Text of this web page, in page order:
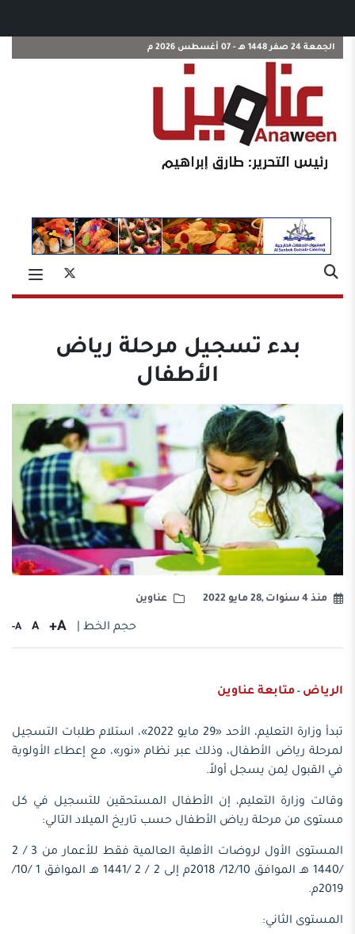
الجمعة 24 صفر 1448 هـ - 07 أغسطس 2026 م
بدء تسجيل مرحلة رياض
الأطفال
منذ 4 سنوات ,28 مايو 2022 عناوين
حجم الخط | A+
A
A-
الرياض - متابعة عناوين
تبدأ وزارة التعليم، الأحد «29 مايو 2022»، استلام طلبات التسجيل
لمرحلة رياض الأطفال، وذلك عبر نظام «نور»، مع إعطاء الأولوية
في القبول لِمن يسجل أولاً.
وقالت وزارة التعليم، إن الأطفال المستحقين للتسجيل في كل
مستوى من مرحلة رياض الأطفال حسب تاريخ الميلاد التالي:
المستوى الأول لروضات الأهلية العالمية فقط للأعمار من 3 / 2
/1440 هـ الموافق 12/10/ 2018م إلى 2 / 2 /1441 هـ الموافق 1 /10/
2019م.
المستوى الثاني: